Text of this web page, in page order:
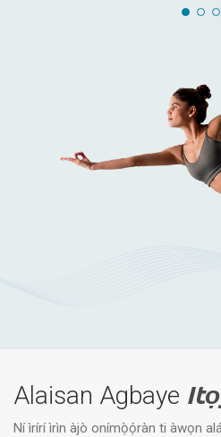
Alaisan Agbaye
Ní ìrírí ìrìn àjò onímọ̀ọ́ràn ti àwọn